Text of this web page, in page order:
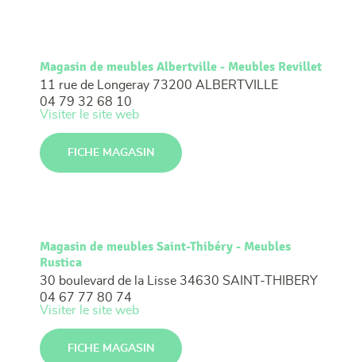
Magasin de meubles Albertville - Meubles Revillet
11 rue de Longeray 73200 ALBERTVILLE
04 79 32 68 10
Visiter le site web
FICHE MAGASIN
Magasin de meubles Saint-Thibéry - Meubles
Rustica
30 boulevard de la Lisse 34630 SAINT-THIBERY
04 67 77 80 74
Visiter le site web
FICHE MAGASIN